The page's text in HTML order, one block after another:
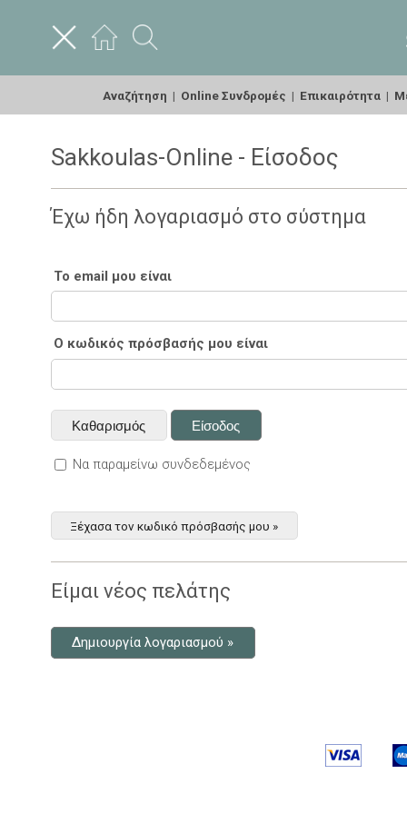
Αναζήτηση | Online Συνδρομές | Επικαιρότητα |
Sakkoulas-Online - Είσοδος
Έχω ήδη λογαριασμό στο σύστημα
Το email μου είναι
Ο κωδικός πρόσβασής μου είναι
Να παραμείνω συνδεδεμένος
Ξέχασα τον κωδικό πρόσβασής μου »
Είμαι νέος πελάτης
Δημιουργία λογαριασμού »